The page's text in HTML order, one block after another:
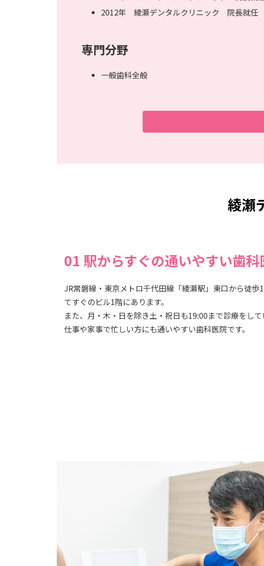
2012年 綾瀬デンタルクリニック 院長就任
専門分野
一般歯科全般
綾瀬
01 駅からすぐの通いやすい歯科
JR常磐線・東京メトロ千代田線「綾瀬駅」東口から徒歩
てすぐのビル1階にあります。
また、月・木・日を除き土・祝日も19:00まで診療をし
仕事や家事で忙しい方にも通いやすい歯科医院です。